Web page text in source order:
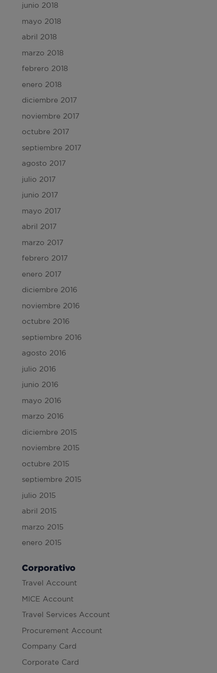
junio 2018
mayo 2018
abril 2018
marzo 2018
febrero 2018
enero 2018
diciembre 2017
noviembre 2017
octubre 2017
septiembre 2017
agosto 2017
julio 2017
junio 2017
mayo 2017
abril 2017
marzo 2017
febrero 2017
enero 2017
diciembre 2016
noviembre 2016
octubre 2016
septiembre 2016
agosto 2016
julio 2016
junio 2016
mayo 2016
marzo 2016
diciembre 2015
noviembre 2015
octubre 2015
septiembre 2015
julio 2015
abril 2015
marzo 2015
enero 2015
Corporativo
Travel Account
MICE Account
Travel Services Account
Procurement Account
Company Card
Corporate Card